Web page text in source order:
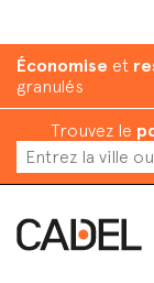
Économise et
granulés
Trouvez le